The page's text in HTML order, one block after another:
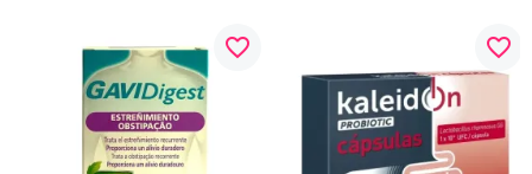
favorite_border favorite_border